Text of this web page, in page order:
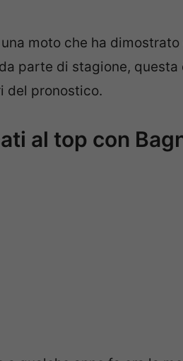
una moto che ha
parte di stagione, questa
del pronostico.
al top con